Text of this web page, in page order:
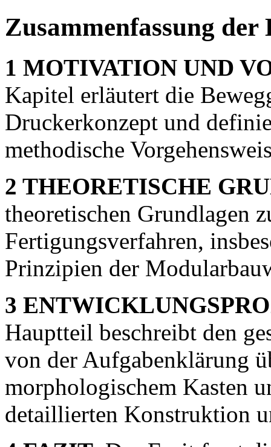
Zusammenfassung der
1 MOTIVATION UND
Kapitel erläutert die
Druckerkonzept und
methodische
2 THEORETISCHE
theoretischen Grundlagen
Fertigungsverfahren,
Prinzipien der
3
Hauptteil beschreibt den
von der Aufgabenklärung
morphologischem Kasten
detaillierten Konstruktion